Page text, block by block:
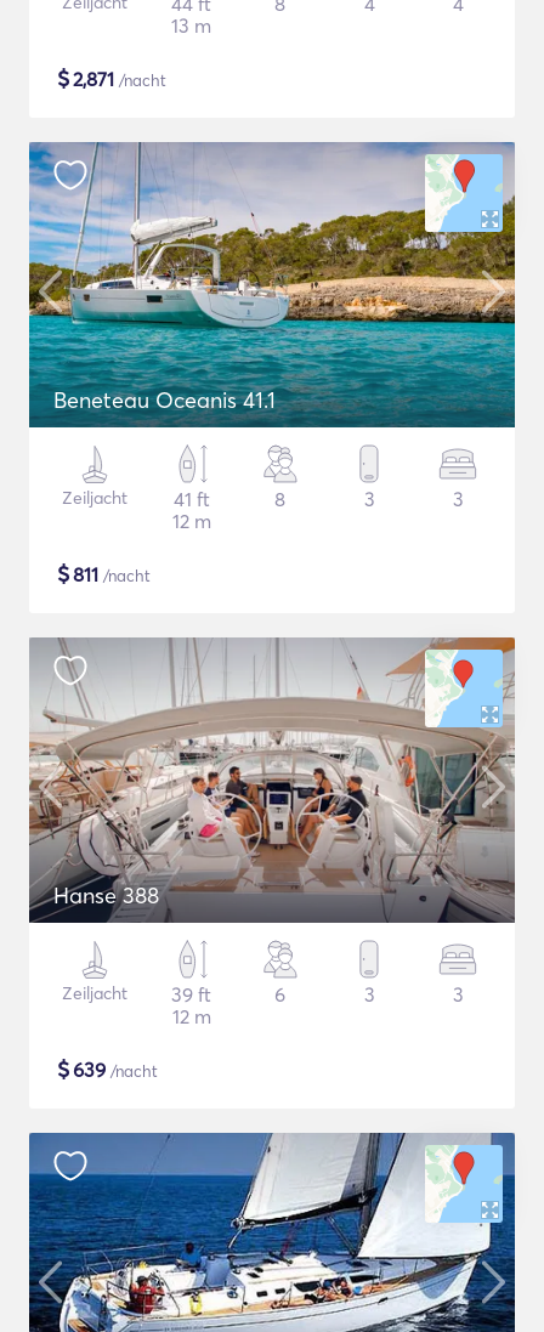
13 m
$2,871 /nacht
Beneteau Oceanis 41.1
Zeiljacht
41 ft
12 m
8 3 3
$811 /nacht
Hanse 388
Zeiljacht
39 ft
12 m
6 3 3
$639 /nacht